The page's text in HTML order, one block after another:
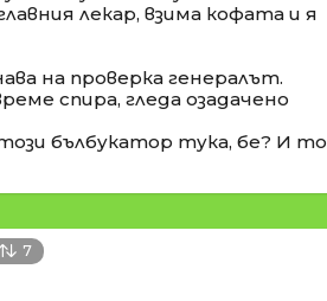
лекар, взима кофата и я
на проверка генералът.
спира, гледа озадачено
този бълбукатор тука, бе? И то
7